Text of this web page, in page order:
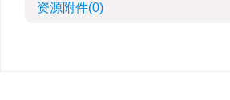
资源附件(0)